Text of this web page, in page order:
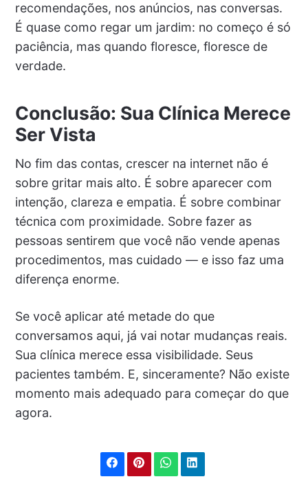
recomendações, nos anúncios, nas conversas.
É quase como regar um jardim: no começo é só
paciência, mas quando floresce, floresce de
verdade.
Conclusão: Sua Clínica Merece
Ser Vista
No fim das contas, crescer na internet não é
sobre gritar mais alto. É sobre aparecer com
intenção, clareza e empatia. É sobre combinar
técnica com proximidade. Sobre fazer as
pessoas sentirem que você não vende apenas
procedimentos, mas cuidado — e isso faz uma
diferença enorme.
Se você aplicar até metade do que
conversamos aqui, já vai notar mudanças reais.
Sua clínica merece essa visibilidade. Seus
pacientes também. E, sinceramente? Não existe
momento mais adequado para começar do que
agora.